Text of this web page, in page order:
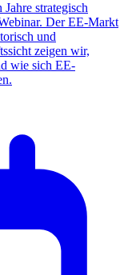
strategisch
Der EE-Markt
und
zeigen wir,
wie sich EE-